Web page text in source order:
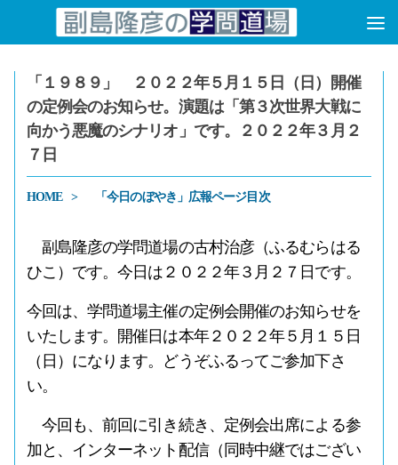
コンテンツへスキップ
「１９８９」 ２０２２年５月１５日（日）開催
の定例会のお知らせ。演題は「第３次世界大戦に
向かう悪魔のシナリオ」です。２０２２年３月２
７日
HOME 「今日のぼやき」広報ページ目次
副島隆彦の学問道場の古村治彦（ふるむらはる
ひこ）です。今日は２０２２年３月２７日です。
今回は、学問道場主催の定例会開催のお知らせを
いたします。開催日は本年２０２２年５月１５日
（日）になります。どうぞふるってご参加下さ
い。
今回も、前回に引き続き、定例会出席による参
加と、インターネット配信（同時中継ではござい